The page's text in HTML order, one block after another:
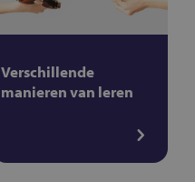
Verschillende
manieren van leren